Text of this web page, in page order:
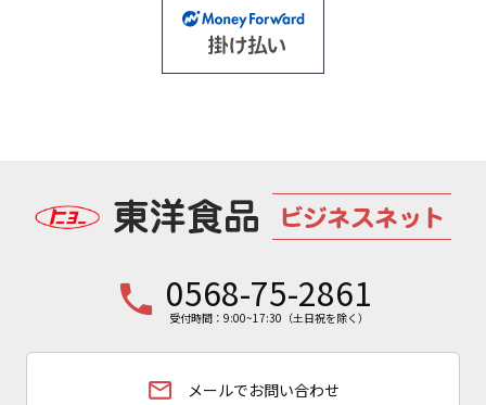
phone 0568-75-2861
受付時間：9:00~17:30（土日祝を除く）
email メールでお問い合わせ